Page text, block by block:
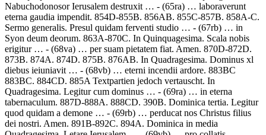
Nabuchodonosor Ierusalem destruxit … - (65ra) … laboraverunt
eterna gaudia impendit. 854D-855B. 856AB. 855C-857B. 858A-C.
Sermo generalis. Presul quidam ferventi studio … - (67rb) … in
Syon deum deorum. 863A-870C. In Quinquagesima. Scala nobis
erigitur … - (68va) … per suam pietatem fiat. Amen. 870D-872D.
873B. 874A. 874D. 875B. 876AB. In Quadragesima. Dominus xl
diebus ieiuniavit … - (68vb) … eterni incendii ardore. 883BC
883BC. 884CD. 885A Textpartien jedoch vertauscht. In
Quadragesima. Legitur cum dominus … - (69ra) … in eterna
tabernaculum. 887D-888A. 888CD. 390B. Dominica tertia. Legitur
quod quidam a demone … - (69rb) … perducat nos Christus filius
dei nostri. Amen. 891B-892C. 894A. Dominica in media